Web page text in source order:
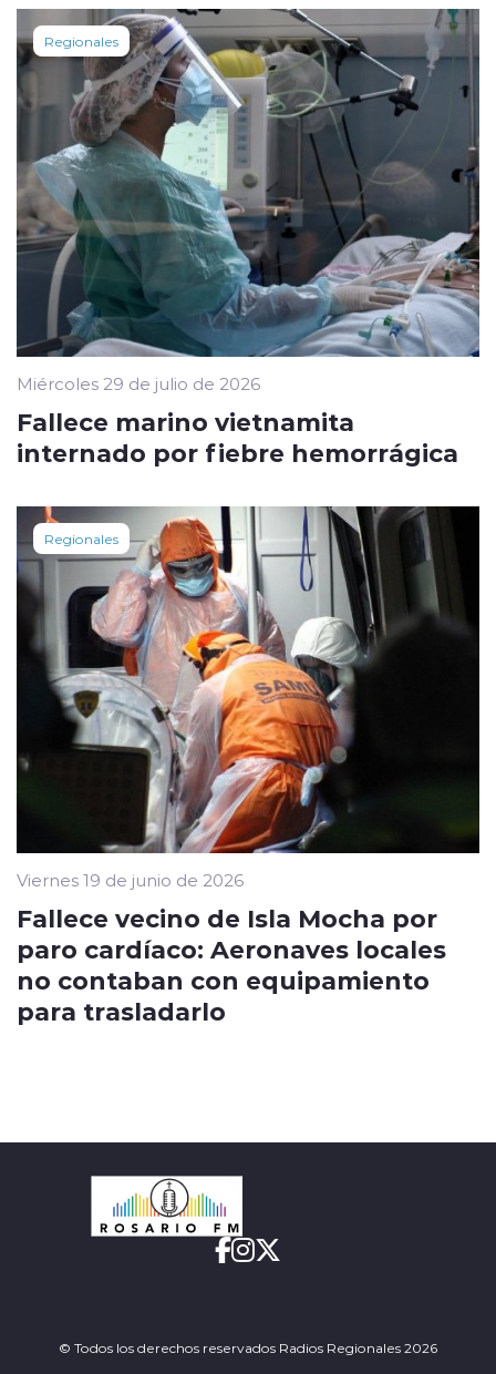
Regionales
Miércoles 29 de julio de 2026
Fallece marino vietnamita
internado por fiebre hemorrágica
Regionales
Viernes 19 de junio de 2026
Fallece vecino de Isla Mocha por
paro cardíaco: Aeronaves locales
no contaban con equipamiento
para trasladarlo
© Todos los derechos reservados Radios Regionales 2026